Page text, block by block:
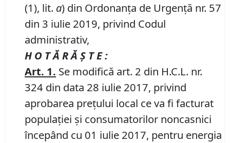
(1), lit. a) din Ordonanța de Urgență nr. 57
din 3 iulie 2019, privind Codul
administrativ,
H O T Ă R Ă Ş T E :
Art. 1. Se modifică art. 2 din H.C.L. nr.
324 din data 28 iulie 2017, privind
aprobarea preţului local ce va fi facturat
populaţiei şi consumatorilor noncasnici
începând cu 01 iulie 2017, pentru energia